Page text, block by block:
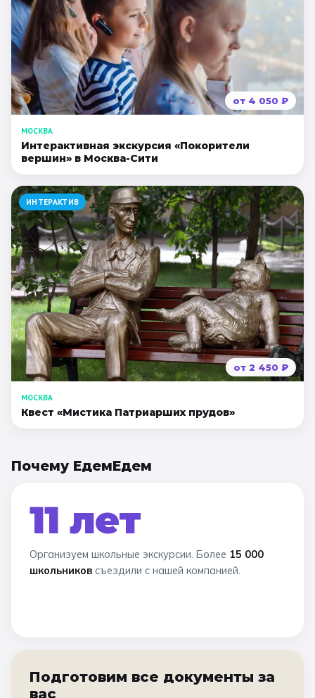
от 4 050 ₽
МОСКВА
Интерактивная экскурсия «Покорители
вершин» в Москва-Сити
ИНТЕРАКТИВ
от 2 450 ₽
МОСКВА
Квест «Мистика Патриарших прудов»
Почему ЕдемЕдем
11 лет
Организуем школьные экскурсии. Более 15 000
школьников съездили с нашей компанией.
Подготовим все документы за
вас